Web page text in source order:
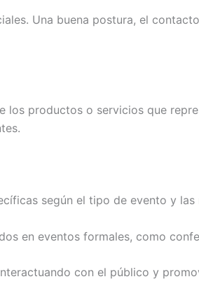
Una buena postura, el
los productos o servicios que
según el tipo de evento y
en eventos formales, como
con el público y